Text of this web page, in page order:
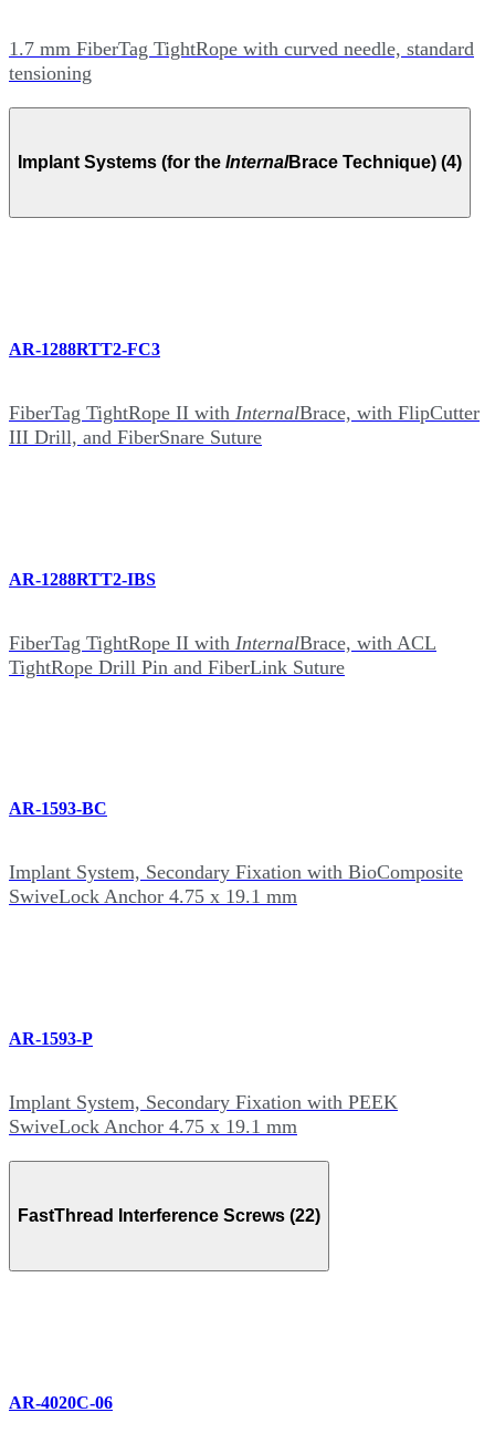
1.7 mm FiberTag TightRope with curved needle, standard
tensioning
Implant Systems (for the InternalBrace Technique) (4)
AR-1288RTT2-FC3
FiberTag TightRope II with InternalBrace, with FlipCutter
III Drill, and FiberSnare Suture
AR-1288RTT2-IBS
FiberTag TightRope II with InternalBrace, with ACL
TightRope Drill Pin and FiberLink Suture
AR-1593-BC
Implant System, Secondary Fixation with BioComposite
SwiveLock Anchor 4.75 x 19.1 mm
AR-1593-P
Implant System, Secondary Fixation with PEEK
SwiveLock Anchor 4.75 x 19.1 mm
FastThread Interference Screws (22)
AR-4020C-06